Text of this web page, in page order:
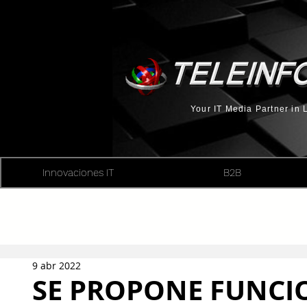
Your IT Media Partner in
Innovaciones IT B2B
SE PROPONE
9 abr 2022